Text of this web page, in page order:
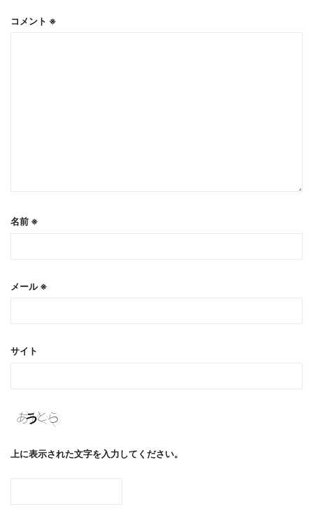
コメント ※
名前 ※
メール※
サイト
上に表示された文字を入力してください。